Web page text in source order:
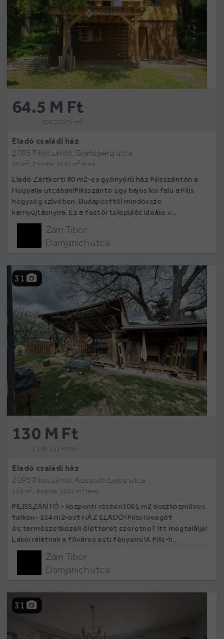
64.5 M Ft
806 250 Ft /m2
Eladó családi ház
2095 Pilisszántó, Gransperg utca
80 m2, 2 szoba, 1061 m2 telek
Eladó Zártkerti 80 m2-es gyönyörű ház Pilisszántón a
Hegyalja utcában!Pilisszántó egy bájos kis falu a Pilis
hegység szívében, Budapesttől mindössze
karnyújtásnyira. Ez a festői település ideális v...
Zám Tibor
Damjanich utca
31
130 M Ft
1 140 351 Ft /m 2
Eladó családi ház
2095 Pilisszántó, Kossuth Lajos utca
114 m2 , 4 szoba, 1061 m2 telek
PILISSZÁNTÓ - központi részén1061 m2 összközműves
telken- 114 m2-est HÁZ ELADÓ! Pilisi levegőt
és;természetközeli életteret szeretne? Itt megtalálja!
Lakói rálátnak a főváros esti fényeire!A Pilis-h...
Zám Tibor
Damjanich utca
31